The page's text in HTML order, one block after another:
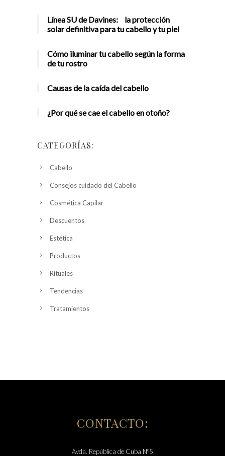
Línea SU de Davines: la protección
solar definitiva para tu cabello y tu piel
Cómo iluminar tu cabello según la forma
de tu rostro
Causas de la caída del cabello
¿Por qué se cae el cabello en otoño?
CATEGORÍAS:
Cabello
Consejos cuidado del Cabello
Cosmética Capilar
Descuentos
Estética
Productos
Rituales
Tendencias
Tratamientos
CONTACTO:
Avda. República de Cuba Nº5